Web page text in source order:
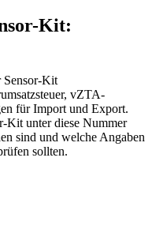
Kit:
Sensor-Kit
vZTA-
für Import und Export.
Kit unter diese Nummer
sind und welche Angaben
sollten.